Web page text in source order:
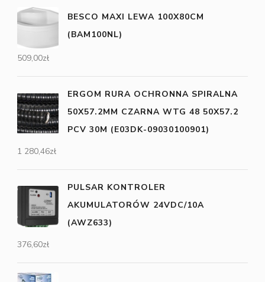
BESCO MAXI LEWA 100X80CM
(BAM100NL)
509,00zł
ERGOM RURA OCHRONNA SPIRALNA
50X57.2MM CZARNA WTG 48 50X57.2
PCV 30M (E03DK-09030100901)
1 280,46zł
PULSAR KONTROLER
AKUMULATORÓW 24VDC/10A
(AWZ633)
376,60zł